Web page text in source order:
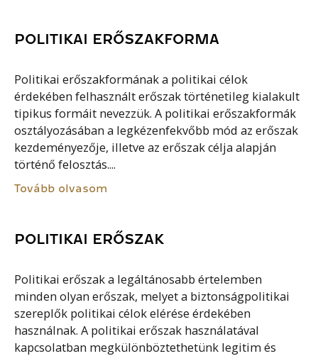
POLITIKAI ERŐSZAKFORMA
Politikai erőszakformának a politikai célok
érdekében felhasznált erőszak történetileg kialakult
tipikus formáit nevezzük. A politikai erőszakformák
osztályozásában a legkézenfekvőbb mód az erőszak
kezdeményezője, illetve az erőszak célja alapján
történő felosztás....
Tovább olvasom
POLITIKAI ERŐSZAK
Politikai erőszak a legáltánosabb értelemben
minden olyan erőszak, melyet a biztonságpolitikai
szereplők politikai célok elérése érdekében
használnak. A politikai erőszak használatával
kapcsolatban megkülönböztethetünk legitim és